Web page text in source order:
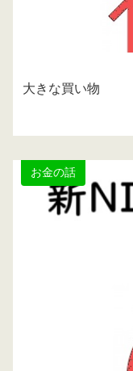
大きな買い物
お金の話